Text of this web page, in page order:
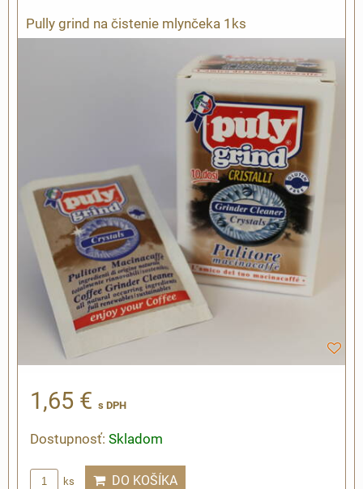
Pully grind na čistenie mlynčeka 1ks
1,65 € s DPH
Dostupnosť: Skladom
ks DO KOŠÍKA